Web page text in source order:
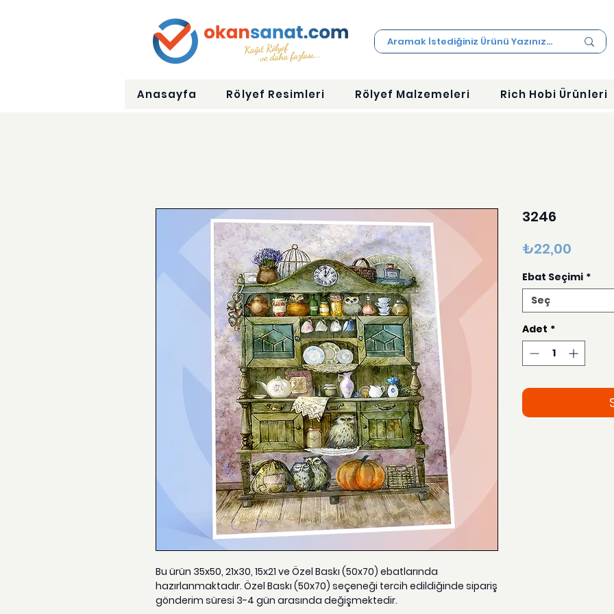
Anasayfa Rölyef Resimleri Rölyef Malzemeleri Rich Hobi Ürünleri
Bu ürün 35x50, 21x30, 15x21 ve Özel Baskı (50x70) ebatlarında
hazırlanmaktadır. Özel Baskı (50x70) seçeneği tercih edildiğinde sipariş
gönderim süresi 3-4 gün arasında değişmektedir.
3246
₺22,00
Ebat Seçimi *
Seç
Adet *